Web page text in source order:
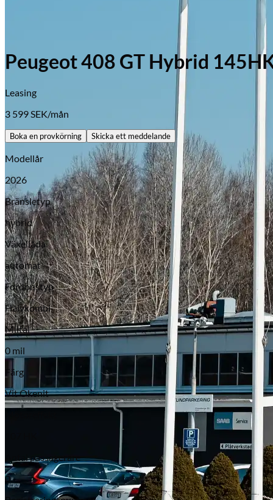
Opel
Peugeot 408 GT Hybrid
Leasing
3 599 SEK/mån
Boka en provkörning Skicka ett meddelande
Modellår
2026
Bränsletyp
hybrid
Växellåda
automat
Fordonstyp
Halvkombi
Miltal
0 mil
Färg
Vit Okenit
Antal passagerare
0